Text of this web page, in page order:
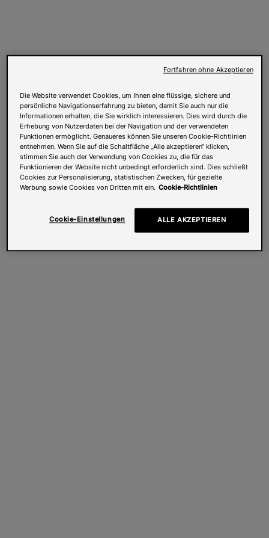
Die Website verwendet Cookies, um Ihnen eine flüssige, sichere und
persönliche Navigationserfahrung zu bieten, damit Sie auch nur die
Informationen erhalten, die Sie wirklich interessieren. Dies wird durch die
Erhebung von Nutzerdaten bei der Navigation und der verwendeten
Funktionen ermöglicht. Genaueres können Sie unseren Cookie-Richtlinien
entnehmen. Wenn Sie auf die Schaltfläche „Alle akzeptieren“ klicken,
stimmen Sie auch der Verwendung von Cookies zu, die für das
Funktionieren der Website nicht unbedingt erforderlich sind. Dies schließt
Cookies zur Personalisierung, statistischen Zwecken, für gezielte
Werbung sowie Cookies von Dritten mit ein. Cookie-Richtlinien
Cookie-Einstellungen ALLE AKZEPTIEREN
Fortfahren ohne Akzeptieren